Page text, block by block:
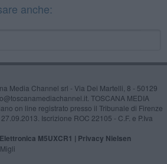
anche:
Media Channel srl - Via Dei Martelli, 8 - 50129
TOSCANA MEDIA
on line registrato presso il Tribunale di Firenze
Iscrizione ROC 22105 - C.F. e P.Iva
M5UXCR1 | Privacy Nielsen